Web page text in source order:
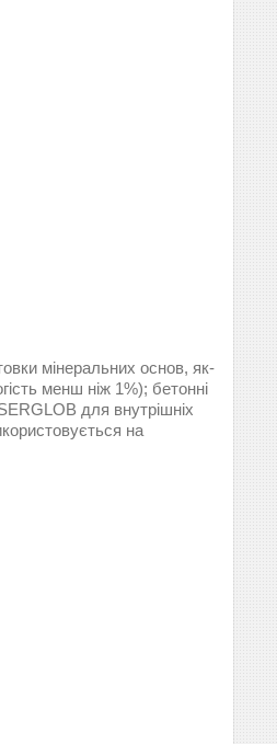
мінеральних основ, як-
менш ніж 1%); бетонні
для внутрішніх
на